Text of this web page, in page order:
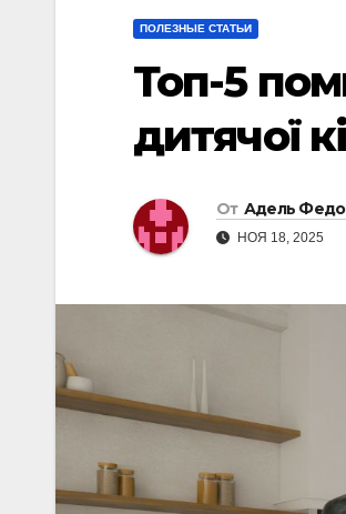
ПОЛЕЗНЫЕ СТАТЬИ
Топ-5
дитячої
От Адель
НОЯ 18, 2025